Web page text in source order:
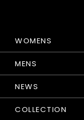
WOMENS
MENS
NEWS
COLLECTION